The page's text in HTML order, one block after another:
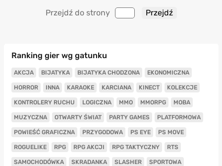
Przejdź do strony
Ranking gier wg gatunku
AKCJA BIJATYKA BIJATYKA CHODZONA EKONOMICZNA
HORROR INNA KARAOKE KARCIANA KINECT KOLEKCJE
KONTROLERY RUCHU LOGICZNA MMO MMORPG MOBA
MUZYCZNA OTWARTY ŚWIAT PARTY GAMES PLATFORMOWA
POWIEŚĆ GRAFICZNA PRZYGODOWA PS EYE PS MOVE
ROGUELIKE RPG RPG AKCJI RPG TAKTYCZNY RTS
SAMOCHODÓWKA SKRADANKA SLASHER SPORTOWA